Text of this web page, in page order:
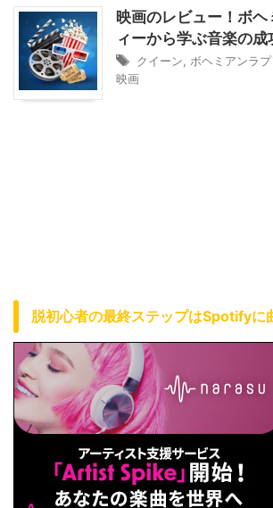
映画のレビュー！ボ
ィーから学ぶ音楽の成
クイーン ボヘミアンラ
映画
脱初心者の最終ステップはSpotifyに